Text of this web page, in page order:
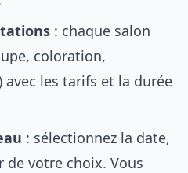
: chaque salon
coloration,
avec les tarifs et la durée
: sélectionnez la date,
de votre choix. Vous